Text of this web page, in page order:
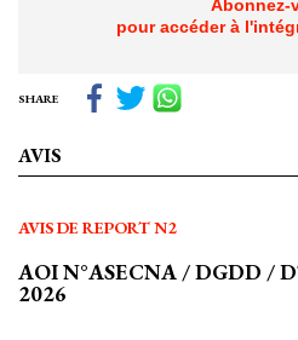
Abonnez-
pour accéder à
SHARE
AVIS
AVIS DE REPORT N2
AOI N°ASECNA / DGDD /
2026